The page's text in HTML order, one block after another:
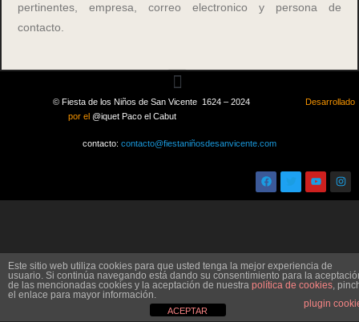
pertinentes, empresa, correo electronico y persona de
contacto.
© Fiesta de los Niños de San Vicente 1624 – 2024
Desarrollado
por el @iquet Paco el Cabut
contacto: contacto@fiestaniñosdesanvicente.com
Este sitio web utiliza cookies para que usted tenga la mejor experiencia de
usuario. Si continúa navegando está dando su consentimiento para la
de las mencionadas cookies y la aceptación de nuestra política de cookies,
el enlace para mayor información.
plugin
ACEPTAR